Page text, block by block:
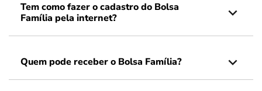
Tem como fazer o cadastro do Bolsa
Família pela internet?
Quem pode receber o Bolsa Família?